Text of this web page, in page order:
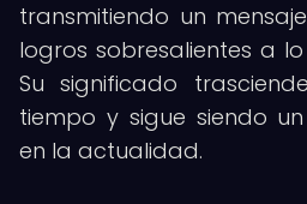
transmitiendo un
logros sobresalientes a
Su significado
tiempo y sigue siendo
en la actualidad.